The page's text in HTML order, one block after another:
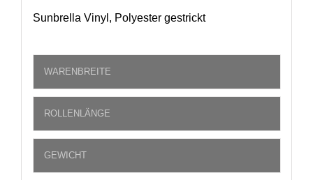
Sunbrella Vinyl, Polyester gestrickt
WARENBREITE
ROLLENLÄNGE
GEWICHT